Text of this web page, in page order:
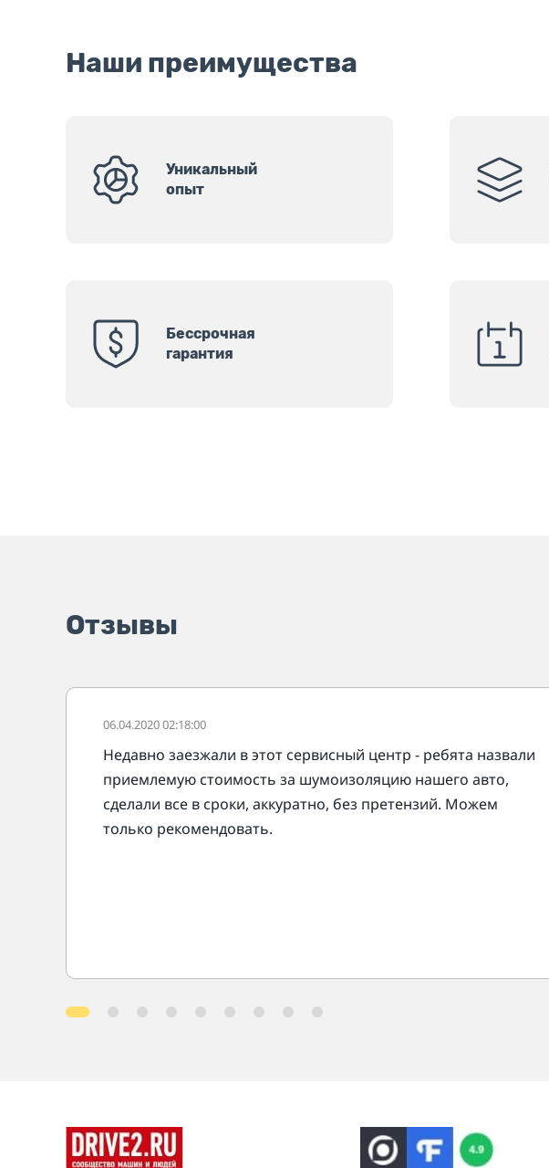
Наши преимущества
Уникальный
опыт
Бессрочная
гарантия
Отзывы
06.04.2020 02:18:00
Недавно заезжали в этот сервисный центр - ребята назвали
приемлемую стоимость за шумоизоляцию нашего авто,
сделали все в сроки, аккуратно, без претензий. Можем
только рекомендовать.